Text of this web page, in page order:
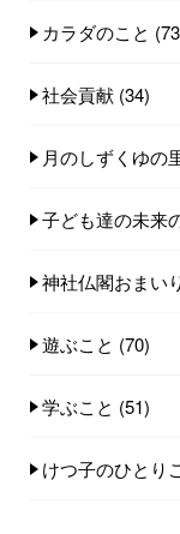
カラダのこと
社会貢献 (34)
月のしずくゆの
子ども達の未来
神社仏閣おまい
遊ぶこと (70)
学ぶこと (51)
けつ子のひとり